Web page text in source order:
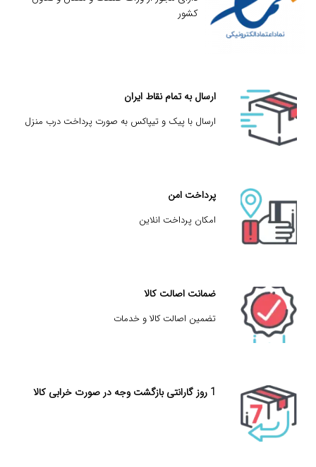
کشور
ارسال به تمام نقاط ایران
ارسال با پیک و تیپاکس به صورت پرداخت درب منزل
پرداخت امن
امکان پرداخت انلاین
ضمانت اصالت کالا
تضمین اصالت کالا و خدمات
1 روز گارانتی بازگشت وجه در صورت خرابی کالا